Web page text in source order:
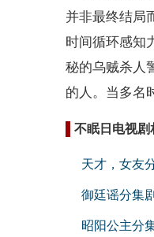
并非最终结局
时间循环感知
秘的乌贼杀人
的人。当多名
不眠日电视剧
天才，女友
御廷谣分集
昭阳公主分